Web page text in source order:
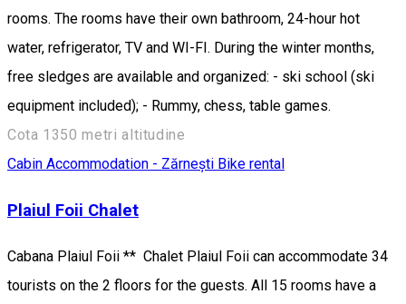
rooms. The rooms have their own bathroom, 24-hour hot
water, refrigerator, TV and WI-FI. During the winter months,
free sledges are available and organized: - ski school (ski
equipment included); - Rummy, chess, table games.
Cota 1350 metri altitudine
Cabin Accommodation - Zărnești Bike rental
Plaiul Foii Chalet
Cabana Plaiul Foii ** Chalet Plaiul Foii can accommodate 34
tourists on the 2 floors for the guests. All 15 rooms have a